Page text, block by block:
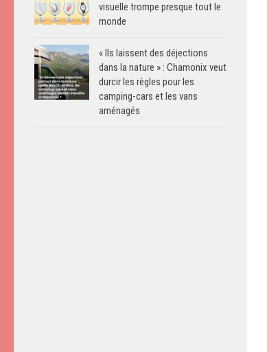
visuelle trompe presque tout le
monde
« Ils laissent des déjections
dans la nature » : Chamonix veut
durcir les règles pour les
camping-cars et les vans
aménagés